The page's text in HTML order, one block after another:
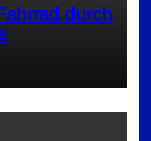
durch